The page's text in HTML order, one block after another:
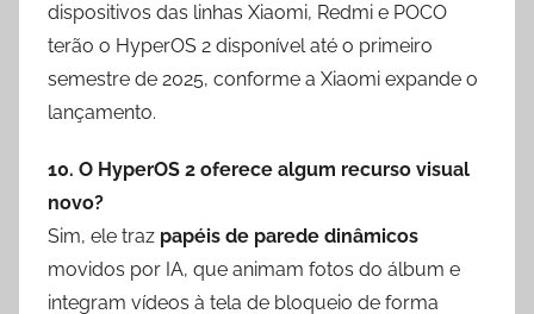
dispositivos das linhas Xiaomi, Redmi e POCO
terão o HyperOS 2 disponível até o primeiro
semestre de 2025, conforme a Xiaomi expande o
lançamento.
10. O HyperOS 2 oferece algum recurso visual
novo?
Sim, ele traz papéis de parede dinâmicos
movidos por IA, que animam fotos do álbum e
integram vídeos à tela de bloqueio de forma